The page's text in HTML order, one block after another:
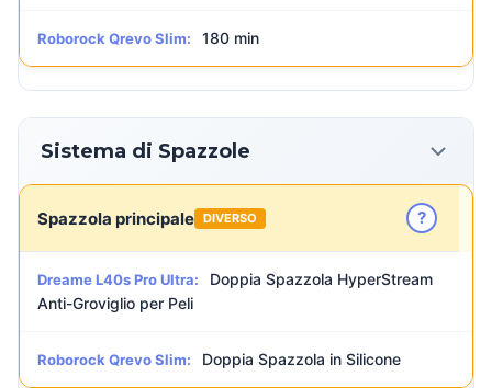
Roborock Qrevo Slim: 180 min
Sistema di Spazzole
Spazzola principale DIVERSO ?
Dreame L40s Pro Ultra:
Doppia Spazzola HyperStream
Anti-Groviglio per Peli
Roborock Qrevo Slim: Doppia Spazzola in Silicone